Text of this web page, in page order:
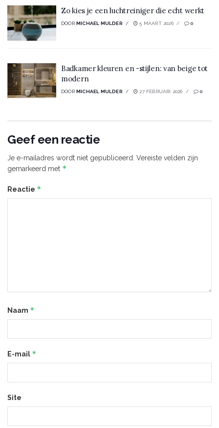
Zo kies je een luchtreiniger die echt werkt
DOOR MICHAEL MULDER 5 MAART 2026 0
Badkamer kleuren en -stijlen: van beige tot
modern
DOOR MICHAEL MULDER 27 FEBRUARI 2026 0
Geef een reactie
Je e-mailadres wordt niet gepubliceerd. Vereiste velden zijn
gemarkeerd met *
Reactie *
Naam *
E-mail *
Site